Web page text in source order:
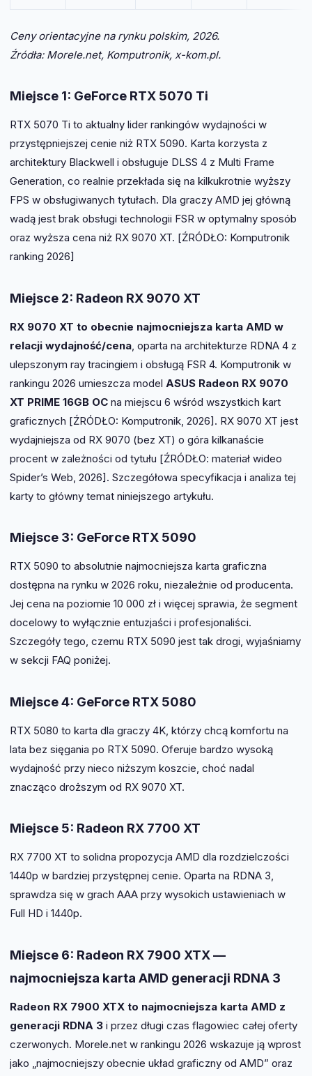
Ceny orientacyjne na rynku polskim, 2026.
Źródła: Morele.net, Komputronik, x-kom.pl.
Miejsce 1: GeForce RTX 5070 Ti
RTX 5070 Ti to aktualny lider rankingów wydajności w
przystępniejszej cenie niż RTX 5090. Karta korzysta z
architektury Blackwell i obsługuje DLSS 4 z Multi Frame
Generation, co realnie przekłada się na kilkukrotnie wyższy
FPS w obsługiwanych tytułach. Dla graczy AMD jej główną
wadą jest brak obsługi technologii FSR w optymalny sposób
oraz wyższa cena niż RX 9070 XT. [ŹRÓDŁO: Komputronik
ranking 2026]
Miejsce 2: Radeon RX 9070 XT
RX 9070 XT to obecnie najmocniejsza karta AMD w
relacji wydajność/cena , oparta na architekturze RDNA 4 z
ulepszonym ray tracingiem i obsługą FSR 4. Komputronik w
rankingu 2026 umieszcza model ASUS Radeon RX 9070
XT PRIME 16GB OC na miejscu 6 wśród wszystkich kart
graficznych [ŹRÓDŁO: Komputronik, 2026]. RX 9070 XT jest
wydajniejsza od RX 9070 (bez XT) o góra kilkanaście
procent w zależności od tytułu [ŹRÓDŁO: materiał wideo
Spider’s Web, 2026]. Szczegółowa specyfikacja i analiza tej
karty to główny temat niniejszego artykułu.
Miejsce 3: GeForce RTX 5090
RTX 5090 to absolutnie najmocniejsza karta graficzna
dostępna na rynku w 2026 roku, niezależnie od producenta.
Jej cena na poziomie 10 000 zł i więcej sprawia, że segment
docelowy to wyłącznie entuzjaści i profesjonaliści.
Szczegóły tego, czemu RTX 5090 jest tak drogi, wyjaśniamy
w sekcji FAQ poniżej.
Miejsce 4: GeForce RTX 5080
RTX 5080 to karta dla graczy 4K, którzy chcą komfortu na
lata bez sięgania po RTX 5090. Oferuje bardzo wysoką
wydajność przy nieco niższym koszcie, choć nadal
znacząco droższym od RX 9070 XT.
Miejsce 5: Radeon RX 7700 XT
RX 7700 XT to solidna propozycja AMD dla rozdzielczości
1440p w bardziej przystępnej cenie. Oparta na RDNA 3,
sprawdza się w grach AAA przy wysokich ustawieniach w
Full HD i 1440p.
Miejsce 6: Radeon RX 7900 XTX —
najmocniejsza karta AMD generacji RDNA 3
Radeon RX 7900 XTX to najmocniejsza karta AMD z
generacji RDNA 3 i przez długi czas flagowiec całej oferty
czerwonych. Morele.net w rankingu 2026 wskazuje ją wprost
jako „najmocniejszy obecnie układ graficzny od AMD” oraz